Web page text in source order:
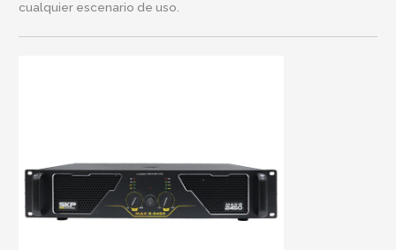
cualquier escenario de uso.